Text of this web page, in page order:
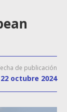
de publicación
22 octubre 2024